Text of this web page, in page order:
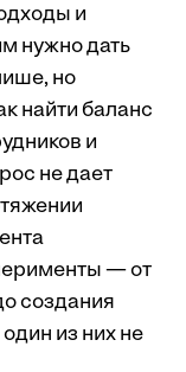
и
нужно дать
но
найти баланс
и
не дает
— от
создания
из них не